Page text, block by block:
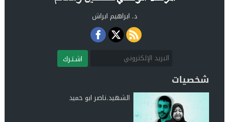
د. ابراهيم ابراش
اشـتـرك
شخصيات
الشهيد.ناصر ابو حميد